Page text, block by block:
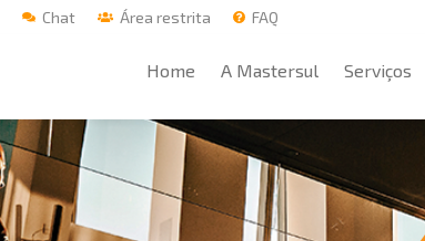
Chat Área restrita FAQ
Home A Mastersul Serviços